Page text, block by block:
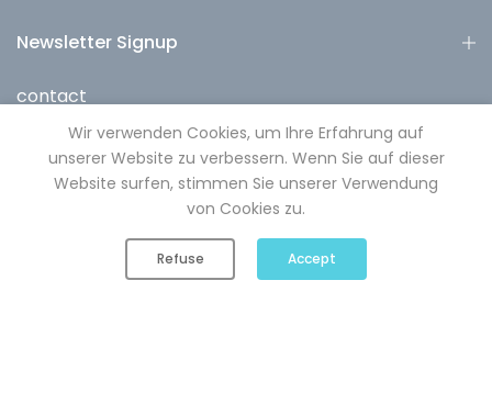
Newsletter Signup
contact
contact@fjbottle.com
Subscribe to our newsletter and get 10% off your first
purchase
Wishlist Cart Account
Wir verwenden Cookies, um Ihre Erfahrung auf
unserer Website zu verbessern. Wenn Sie auf dieser
Website surfen, stimmen Sie unserer Verwendung
von Cookies zu.
Refuse Accept